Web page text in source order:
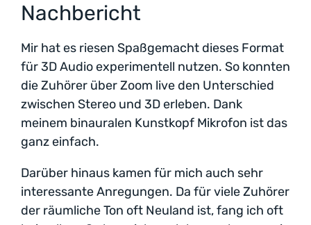
Nachbericht
Mir hat es riesen Spaßgemacht dieses Format
für 3D Audio experimentell nutzen. So konnten
die Zuhörer über Zoom live den Unterschied
zwischen Stereo und 3D erleben. Dank
meinem binauralen Kunstkopf Mikrofon ist das
ganz einfach.
Darüber hinaus kamen für mich auch sehr
interessante Anregungen. Da für viele Zuhörer
der räumliche Ton oft Neuland ist, fang ich oft